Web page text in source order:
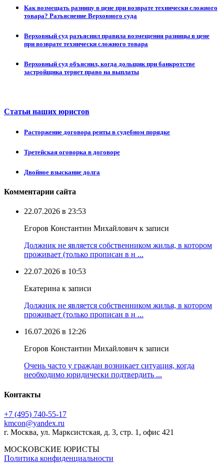
Как возмещать разницу в цене при возврате технически сложного
товара? Разъяснение Верховного суда
Верховный суд разъяснил правила возмещения разницы в цене
при возврате технически сложного товара
Верховный суд объяснил, когда дольщик при банкротстве
застройщика теряет право на выплаты
Статьи наших юристов
Расторжение договора ренты в судебном порядке
Третейская оговорка в договоре
Двойное взыскание долга
Комментарии сайта
22.07.2026 в 23:53
Егоров Константин Михайлович к записи
Должник не является собственником жилья, в котором
проживает (только прописан в н ...
22.07.2026 в 10:53
Екатерина к записи
Должник не является собственником жилья, в котором
проживает (только прописан в н ...
16.07.2026 в 12:26
Егоров Константин Михайлович к записи
Очень часто у граждан возникает ситуация, когда
необходимо юридически подтвердить ...
Контакты
+7 (495) 740‑55‑17
kmcon@yandex.ru
г. Москва, ул. Марксистская, д. 3, стр. 1, офис 421
МОСКОВСКИЕ ЮРИСТЫ
Политика конфиденциальности